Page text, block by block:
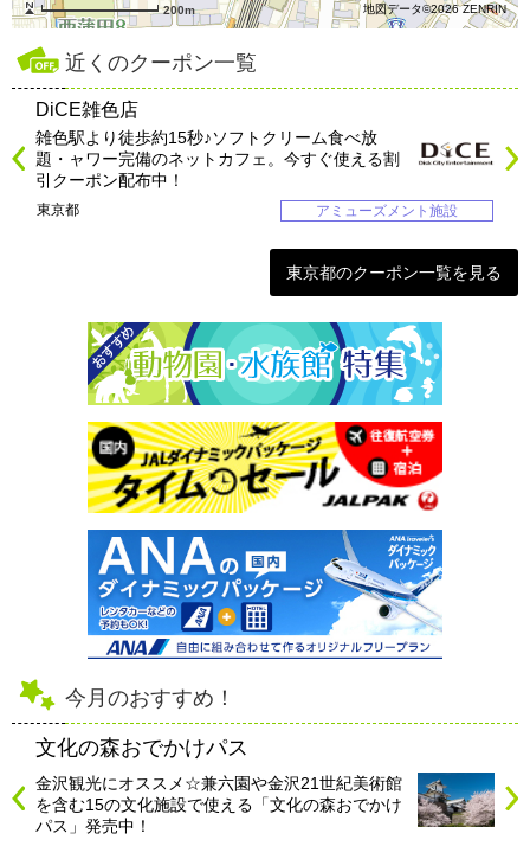
200m
地図データ©2026 ZENRIN
近くのクーポン一覧
DiCE雑色店
雑色駅より徒歩約15秒♪ソフトクリーム食べ放
題・ャワー完備のネットカフェ。今すぐ使える割
引クーポン配布中！
東京都 アミューズメント施設
東京都のクーポン一覧を見る
今月のおすすめ！
文化の森おでかけパス
金沢観光にオススメ☆兼六園や金沢21世紀美術館
を含む15の文化施設で使える「文化の森おでかけ
パス」発売中！